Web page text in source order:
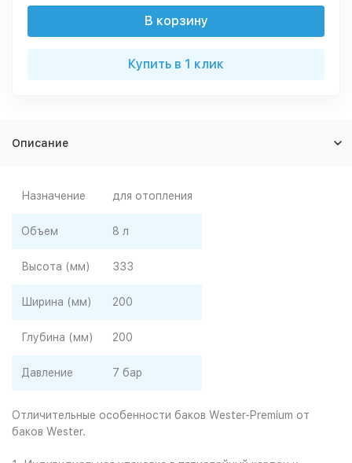
В корзину
Купить в 1 клик
Описание
Назначение для отопления
Объем 8 л
Высота (мм) 333
Ширина (мм) 200
Глубина (мм) 200
Давление 7 бар
Отличительные особенности баков Wester-Premium от
баков Wester.